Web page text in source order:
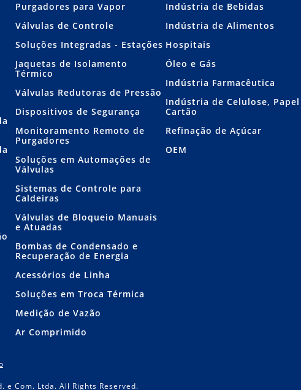
Purgadores para Vapor
Válvulas de Controle
Soluções Integradas - Estações
Jaquetas de Isolamento
Térmico
Válvulas Redutoras de Pressão
Dispositivos de Segurança
Monitoramento Remoto de
Purgadores
Soluções em Automações de
Válvulas
Sistemas de Controle para
Caldeiras
Válvulas de Bloqueio Manuais
e Atuadas
Bombas de Condensado e
Recuperação de Energia
Acessórios de Linha
Soluções em Troca Térmica
Medição de Vazão
Ar Comprimido
Indústria de Bebidas
Indústria de Alimentos
Hospitais
Óleo e Gás
Indústria Farmacêutica
Indústria de Celulose, Papel
Cartão
Refinação de Açúcar
OEM
e Com. Ltda. All Rights Reserved.